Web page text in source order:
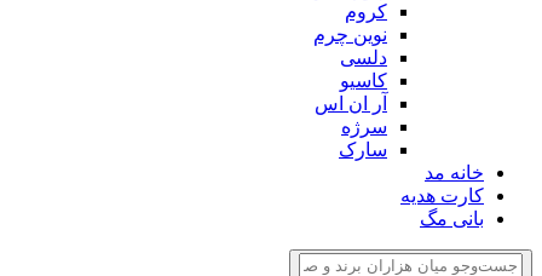
کروم
نوین چرم
دلسی
کاسیو
آر ان اس
سرژه
سارک
خانه مد
کارت هدیه
بانی مگ